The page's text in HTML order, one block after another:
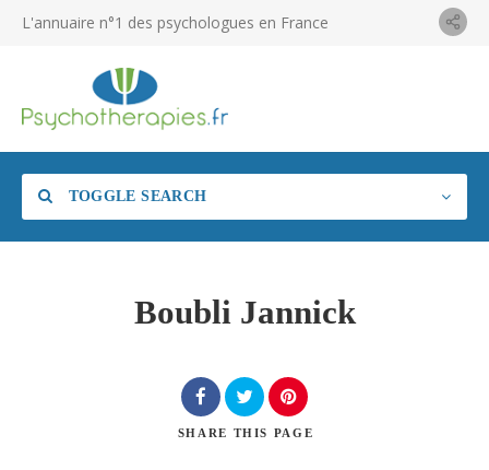
L'annuaire n°1 des psychologues en France
TOGGLE SEARCH
Boubli Jannick
SHARE THIS PAGE